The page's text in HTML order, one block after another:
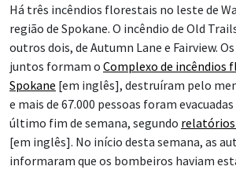
Há três incêndios florestais no leste de
região de Spokane. O incêndio de Old
outros dois, de Autumn Lane e Fairview.
juntos formam o Complexo de incêndios
Spokane [em inglês], destruíram pelo
e mais de 67.000 pessoas foram
último fim de semana, segundo relatórios
[em inglês]. No início desta semana, as
informaram que os bombeiros haviam